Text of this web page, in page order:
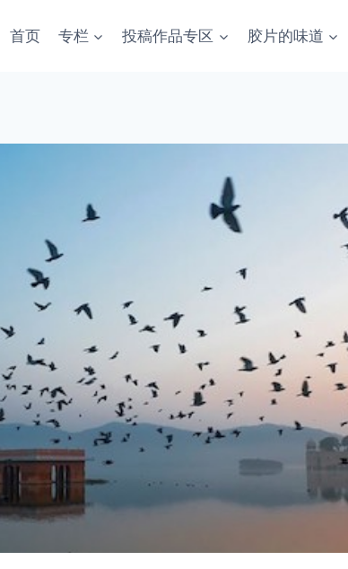
首页 专栏 投稿作品专区 胶片的味道